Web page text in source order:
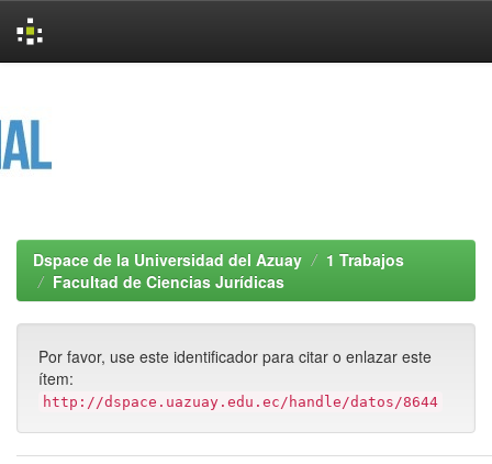
Dspace de la Universidad del Azuay
1 Trabajos
Facultad de Ciencias Jurídicas
Por favor, use este identificador para citar o enlazar este
ítem:
http://dspace.uazuay.edu.ec/handle/datos/8644